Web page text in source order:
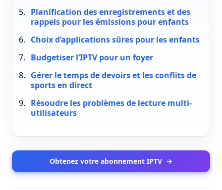
Planification des enregistrements et des
rappels pour les émissions pour enfants
Choix d’applications sûres pour les enfants
Budgetiser l’IPTV pour un foyer
Gérer le temps de devoirs et les conflits de
sports en direct
Résoudre les problèmes de lecture multi-
utilisateurs
Obtenez votre abonnement IPTV →